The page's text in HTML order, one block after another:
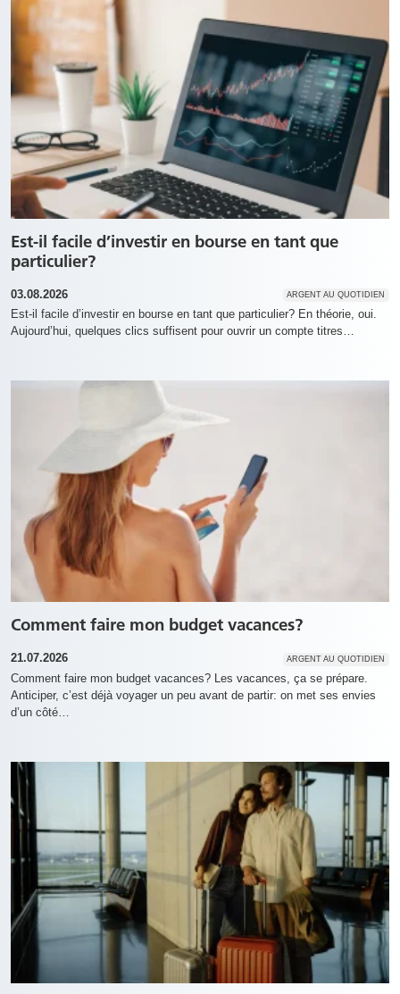
Est-il facile d’investir en bourse en tant que
particulier?
ARGENT AU QUOTIDIEN
03.08.2026
Est-il facile d’investir en bourse en tant que particulier? En théorie, oui.
Aujourd’hui, quelques clics suffisent pour ouvrir un compte titres…
Comment faire mon budget vacances?
ARGENT AU QUOTIDIEN
21.07.2026
Comment faire mon budget vacances? Les vacances, ça se prépare.
Anticiper, c’est déjà voyager un peu avant de partir: on met ses envies
d’un côté…